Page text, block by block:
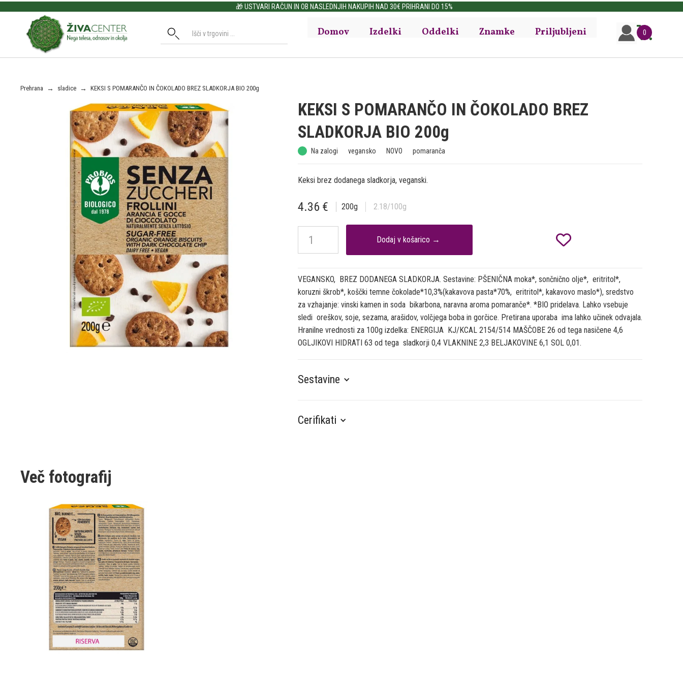
🎁 USTVARI RAČUN IN OB NASLEDNJIH NAKUPIH NAD 30€ PRIHRANI DO 15%
Domov Izdelki Oddelki Znamke Priljubljeni 0
Prehrana → sladice → KEKSI S POMARANČO IN ČOKOLADO BREZ SLADKORJA BIO 200g
KEKSI S POMARANČO IN ČOKOLADO BREZ
SLADKORJA BIO 200g
Na zalogi vegansko NOVO pomaranča
Keksi brez dodanega sladkorja, veganski.
4.36 € 200g 2.18/100g

VEGANSKO, BREZ DODANEGA SLADKORJA. Sestavine: PŠENIČNA moka*, sončnično olje*, eritritol*,
koruzni škrob*, koščki temne čokolade*10,3%(kakavova pasta*70%, eritritol*, kakavovo maslo*), sredstvo
za vzhajanje: vinski kamen in soda bikarbona, naravna aroma pomaranče*. *BIO pridelava. Lahko vsebuje
sledi oreškov, soje, sezama, arašidov, volčjega boba in gorčice. Pretirana uporaba ima lahko učinek odvajala.
Hranilne vrednosti za 100g izdelka: ENERGIJA KJ/KCAL 2154/514 MAŠČOBE 26 od tega nasičene 4,6
OGLJIKOVI HIDRATI 63 od tega sladkorji 0,4 VLAKNINE 2,3 BELJAKOVINE 6,1 SOL 0,01.
Sestavine
Cerifikati
Več fotografij